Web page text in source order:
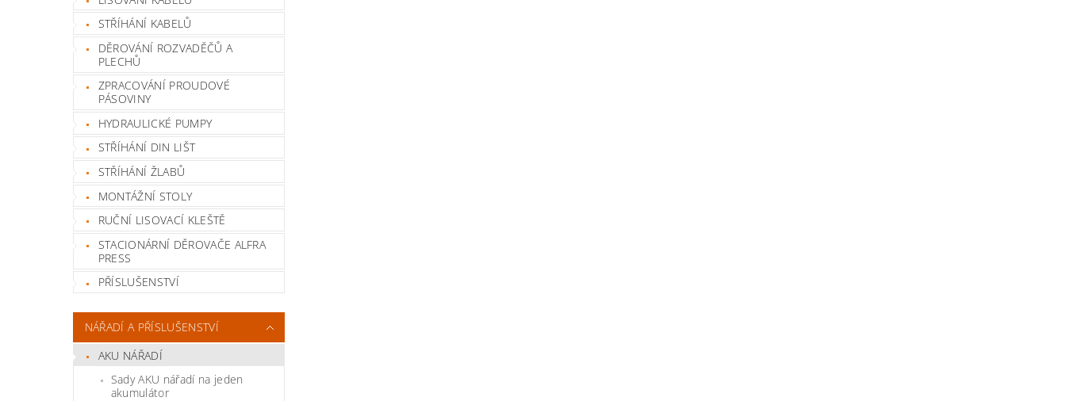
STŘÍHÁNÍ KABELŮ
DĚROVÁNÍ ROZVADĚČŮ A
PLECHŮ
ZPRACOVÁNÍ PROUDOVÉ
PÁSOVINY
HYDRAULICKÉ PUMPY
STŘÍHÁNÍ DIN LIŠT
STŘÍHÁNÍ ŽLABŮ
MONTÁŽNÍ STOLY
RUČNÍ LISOVACÍ KLEŠTĚ
STACIONÁRNÍ DĚROVAČE ALFRA
PRESS
PŘÍSLUŠENSTVÍ
NÁŘADÍ A PŘÍSLUŠENSTVÍ
AKU NÁŘADÍ
Sady AKU nářadí na jeden
akumulátor